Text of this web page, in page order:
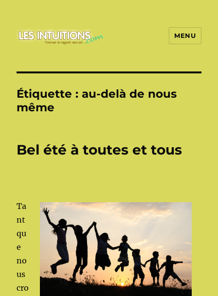
MENU
Étiquette :au-delà de nous
même
Bel été à toutes et tous
Ta
nt
qu
e
no
us
cro